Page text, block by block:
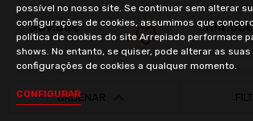
309.00€
VER PRODUTO
384.00€
ORDENAR
possível no nosso site. Se continuar sem alterar
configurações de cookies, assumimos que
política de cookies do site Arrepiado performace
shows. No entanto, se quiser, pode alterar as suas
configurações de cookies a qualquer momento.
CONFIGURAR